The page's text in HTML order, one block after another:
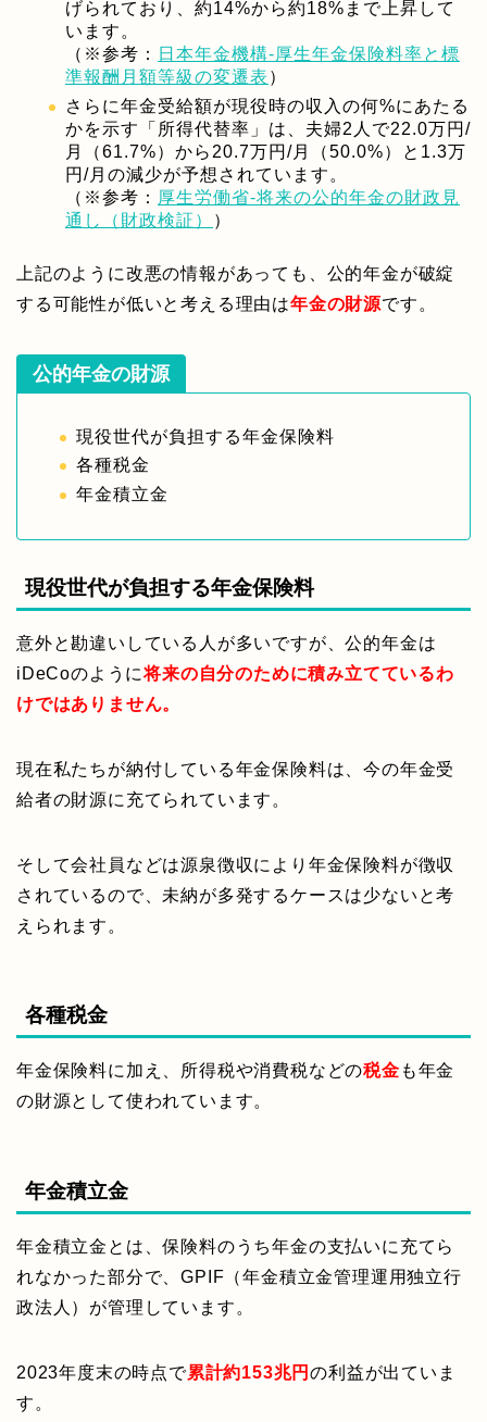
げられており、約14%から約18%まで上昇して
います。
（※参考：
日本年金機構-厚生年金保険料率と標
準報酬月額等級の変遷表 ）
さらに年金受給額が現役時の収入の何%にあたる
かを示す「所得代替率」は、夫婦2人で22.0万円/
月（61.7%）から20.7万円/月（50.0%）と1.3万
円/月の減少が予想されています。
（※参考： 厚生労働省-将来の公的年金の財政見
通し（財政検証）
）
上記のように改悪の情報があっても、公的年金が破綻
する可能性が低いと考える理由は年金の財源です。
公的年金の財源
現役世代が負担する年金保険料
各種税金
年金積立金
現役世代が負担する年金保険料
意外と勘違いしている人が多いですが、公的年金は
iDeCoのように将来の自分のために積み立てているわ
けではありません。
現在私たちが納付している年金保険料は、今の年金受
給者の財源に充てられています。
そして会社員などは源泉徴収により年金保険料が徴収
されているので、未納が多発するケースは少ないと考
えられます。
各種税金
年金保険料に加え、所得税や消費税などの税金 も年金
の財源として使われています。
年金積立金
年金積立金とは、保険料のうち年金の支払いに充てら
れなかった部分で、GPIF（年金積立金管理運用独立行
政法人）が管理しています。
2023年度末の時点で累計約153兆円の利益が出ていま
す。